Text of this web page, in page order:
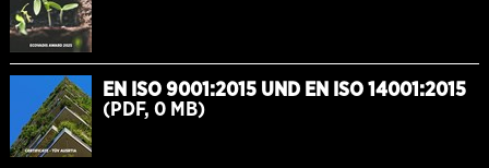
EN ISO 9001:2015 UND EN ISO 14001:2015
(PDF, 0 MB)